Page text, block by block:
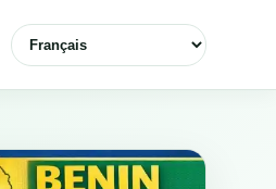
Choisir la langue